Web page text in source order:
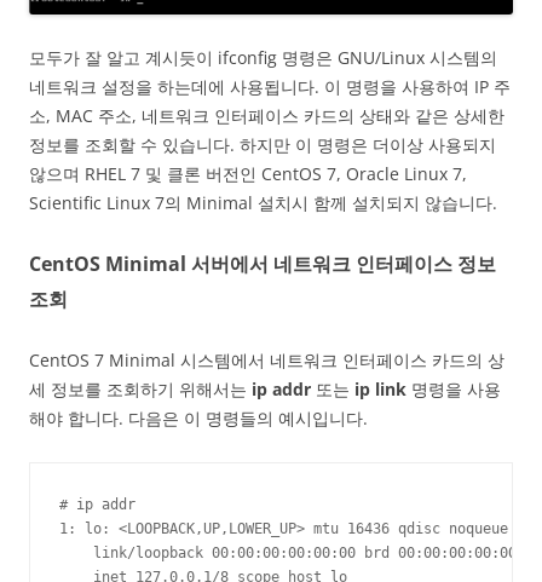
모두가 잘 알고 계시듯이 ifconfig 명령은 GNU/Linux 시스템의
네트워크 설정을 하는데에 사용됩니다. 이 명령을 사용하여 IP 주
소, MAC 주소, 네트워크 인터페이스 카드의 상태와 같은 상세한
정보를 조회할 수 있습니다. 하지만 이 명령은 더이상 사용되지
않으며 RHEL 7 및 클론 버전인 CentOS 7, Oracle Linux 7,
Scientific Linux 7의 Minimal 설치시 함께 설치되지 않습니다.
CentOS Minimal 서버에서 네트워크 인터페이스 정보
조회
CentOS 7 Minimal 시스템에서 네트워크 인터페이스 카드의 상
세 정보를 조회하기 위해서는 ip addr 또는 ip link 명령을 사용
해야 합니다. 다음은 이 명령들의 예시입니다.
# ip addr
1: lo: <LOOPBACK,UP,LOWER_UP> mtu 16436 qdisc noqueue
    link/loopback 00:00:00:00:00:00 brd 00:00:00:00:00:00
    inet 127.0.0.1/8 scope host lo